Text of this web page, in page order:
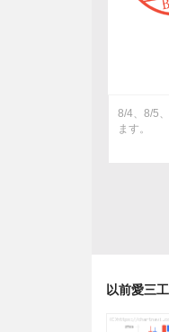
8/4、8/5
ます。
以前愛三